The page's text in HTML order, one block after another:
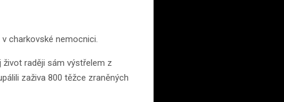
charkovské nemocnici.
život raději sám výstřelem z
zaživa 800 těžce zraněných